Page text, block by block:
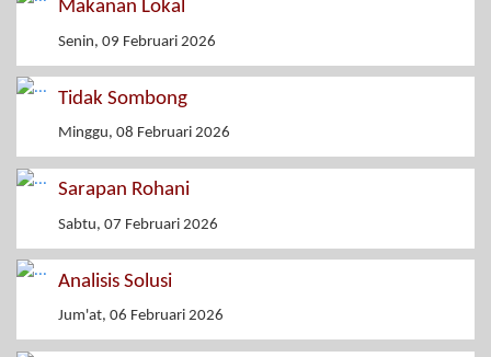
Makanan Lokal
Senin, 09 Februari 2026
Tidak Sombong
Minggu, 08 Februari 2026
Sarapan Rohani
Sabtu, 07 Februari 2026
Analisis Solusi
Jum'at, 06 Februari 2026